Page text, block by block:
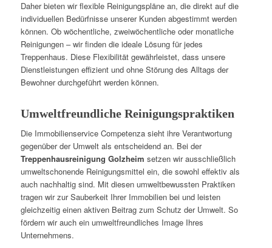
Daher bieten wir flexible Reinigungspläne an, die direkt auf die
individuellen Bedürfnisse unserer Kunden abgestimmt werden
können. Ob wöchentliche, zweiwöchentliche oder monatliche
Reinigungen – wir finden die ideale Lösung für jedes
Treppenhaus. Diese Flexibilität gewährleistet, dass unsere
Dienstleistungen effizient und ohne Störung des Alltags der
Bewohner durchgeführt werden können.
Umweltfreundliche Reinigungspraktiken
Die Immobilienservice Competenza sieht ihre Verantwortung
gegenüber der Umwelt als entscheidend an. Bei der
Treppenhausreinigung Golzheim setzen wir ausschließlich
umweltschonende Reinigungsmittel ein, die sowohl effektiv als
auch nachhaltig sind. Mit diesen umweltbewussten Praktiken
tragen wir zur Sauberkeit Ihrer Immobilien bei und leisten
gleichzeitig einen aktiven Beitrag zum Schutz der Umwelt. So
fördern wir auch ein umweltfreundliches Image Ihres
Unternehmens.